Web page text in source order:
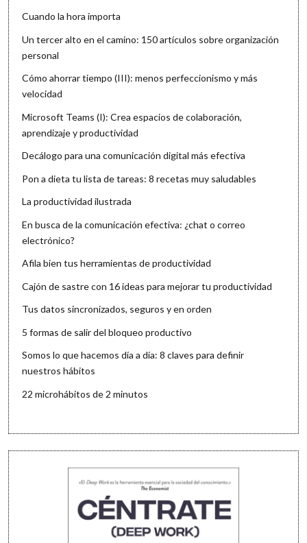
Cuando la hora importa
Un tercer alto en el camino: 150 artículos sobre organización
personal
Cómo ahorrar tiempo (III): menos perfeccionismo y más
velocidad
Microsoft Teams (I): Crea espacios de colaboración,
aprendizaje y productividad
Decálogo para una comunicación digital más efectiva
Pon a dieta tu lista de tareas: 8 recetas muy saludables
La productividad ilustrada
En busca de la comunicación efectiva: ¿chat o correo
electrónico?
Afila bien tus herramientas de productividad
Cajón de sastre con 16 ideas para mejorar tu productividad
Tus datos sincronizados, seguros y en orden
5 formas de salir del bloqueo productivo
Somos lo que hacemos día a día: 8 claves para definir
nuestros hábitos
22 microhábitos de 2 minutos